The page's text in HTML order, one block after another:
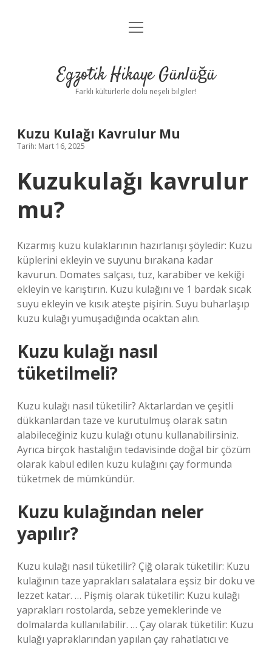
Anasayfa
Yasal Uyarı
menüyü
Egzotik Hikaye Günlüğü
Farklı kültürlerle dolu neşeli bilgiler!
Kuzu Kulağı Kavrulur Mu
Tarih: Mart 16, 2025
Kuzukulağı kavrulur
mu?
Kızarmış kuzu kulaklarının hazırlanışı şöyledir: Kuzu
küplerini ekleyin ve suyunu bırakana kadar
kavurun. Domates salçası, tuz, karabiber ve kekiği
ekleyin ve karıştırın. Kuzu kulağını ve 1 bardak sıcak
suyu ekleyin ve kısık ateşte pişirin. Suyu buharlaşıp
kuzu kulağı yumuşadığında ocaktan alın.
Kuzu kulağı nasıl
tüketilmeli?
Kuzu kulağı nasıl tüketilir? Aktarlardan ve çeşitli
dükkanlardan taze ve kurutulmuş olarak satın
alabileceğiniz kuzu kulağı otunu kullanabilirsiniz.
Ayrıca birçok hastalığın tedavisinde doğal bir çözüm
olarak kabul edilen kuzu kulağını çay formunda
tüketmek de mümkündür.
Kuzu kulağından neler
yapılır?
Kuzu kulağı nasıl tüketilir? Çiğ olarak tüketilir: Kuzu
kulağının taze yaprakları salatalara eşsiz bir doku ve
lezzet katar. … Pişmiş olarak tüketilir: Kuzu kulağı
yaprakları rostolarda, sebze yemeklerinde ve
dolmalarda kullanılabilir. … Çay olarak tüketilir: Kuzu
kulağı yapraklarından yapılan çay rahatlatıcı ve